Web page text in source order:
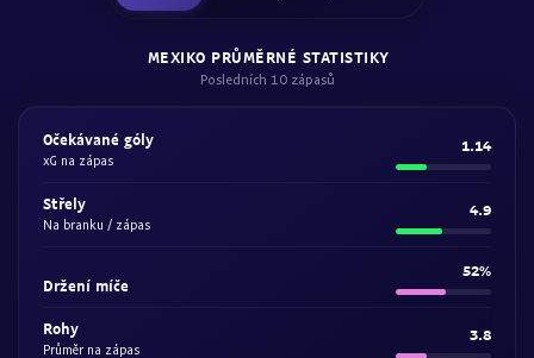
MEXIKO PRŮMĚRNÉ STATISTIKY
Posledních 10 zápasů
Očekávané góly
xG na zápas
1.14
Střely
Na branku / zápas
4.9
Držení míče
52%
Rohy
Průměr na zápas
3.8